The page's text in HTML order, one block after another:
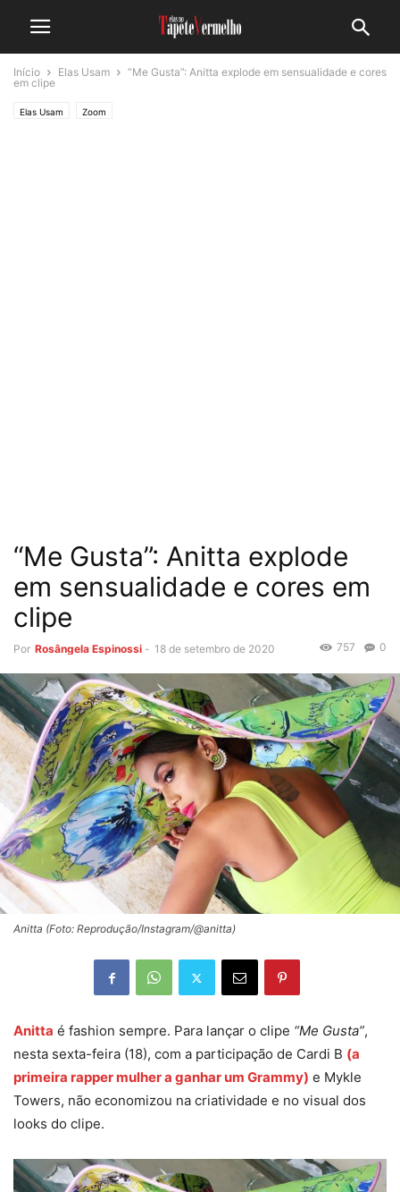
Início Elas Usam
“Me Gusta”: Anitta explode em sensualidade e cores
em clipe
Elas Usam Zoom
“Me Gusta”: Anitta explode
em sensualidade e cores em
clipe
Por Rosângela Espinossi - 18 de setembro de 2020 0
757
Anitta (Foto: Reprodução/Instagram/@anitta)
Anitta é fashion sempre. Para lançar o clipe “Me Gusta”,
nesta sexta-feira (18), com a participação de Cardi B (a
primeira rapper mulher a ganhar um Grammy) e Mykle
Towers, não economizou na criatividade e no visual dos
looks do clipe.